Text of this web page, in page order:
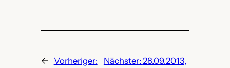
← Vorheriger: Nächster: 28.09.2013,